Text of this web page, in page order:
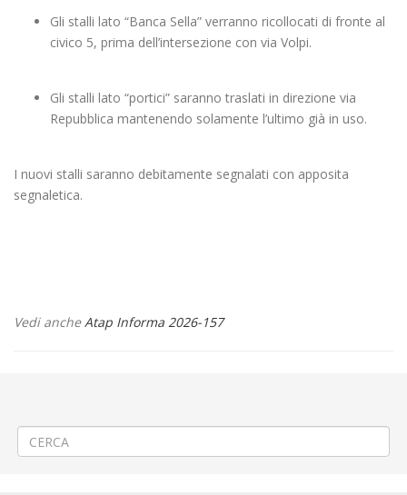
Gli stalli lato “Banca Sella” verranno ricollocati di fronte al
civico 5, prima dell’intersezione con via Volpi.
Gli stalli lato “portici” saranno traslati in direzione via
Repubblica mantenendo solamente l’ultimo già in uso.
I nuovi stalli saranno debitamente segnalati con apposita
segnaletica.
Vedi ancheAtap Informa 2026-157